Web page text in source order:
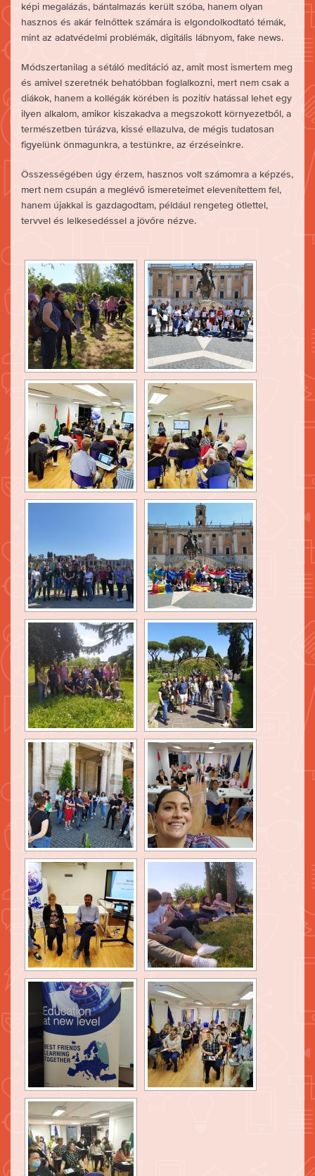
képi megalázás, bántalmazás került szóba, hanem olyan
hasznos és akár felnőttek számára is elgondolkodtató témák,
mint az adatvédelmi problémák, digitális lábnyom, fake news.
Módszertanilag a sétáló meditáció az, amit most ismertem meg
és amivel szeretnék behatóbban foglalkozni, mert nem csak a
diákok, hanem a kollégák körében is pozitív hatással lehet egy
ilyen alkalom, amikor kiszakadva a megszokott környezetből, a
természetben túrázva, kissé ellazulva, de mégis tudatosan
figyelünk önmagunkra, a testünkre, az érzéseinkre.
Összességében úgy érzem, hasznos volt számomra a képzés,
mert nem csupán a meglévő ismereteimet elevenítettem fel,
hanem újakkal is gazdagodtam, például rengeteg ötlettel,
tervvel és lelkesedéssel a jövőre nézve.